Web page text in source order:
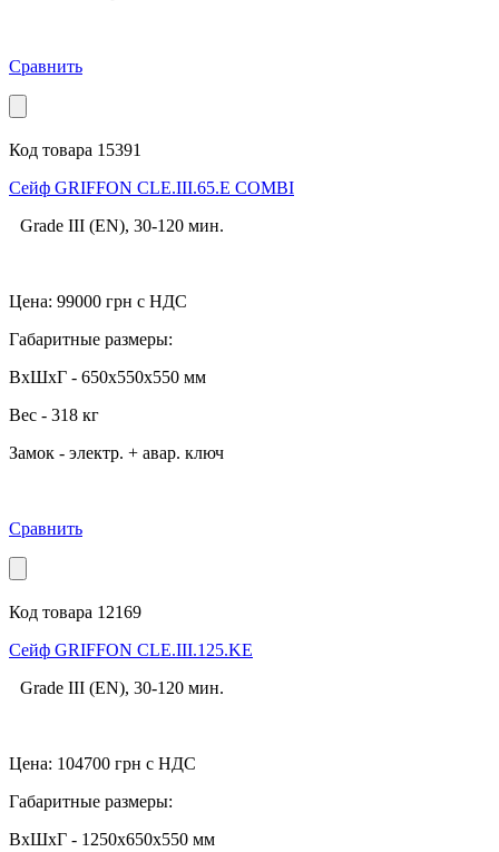
Сравнить
Код товара 15391
Cейф GRIFFON CLE.III.65.E COMBI
Grade III (EN), 30-120 мин.
Цена: 99000 грн с НДС
Габаритные размеры:
ВхШхГ - 650x550x550 мм
Вес - 318 кг
Замок - электр. + авар. ключ
Сравнить
Код товара 12169
Cейф GRIFFON CLE.III.125.KE
Grade III (EN), 30-120 мин.
Цена: 104700 грн с НДС
Габаритные размеры:
ВхШхГ - 1250x650x550 мм